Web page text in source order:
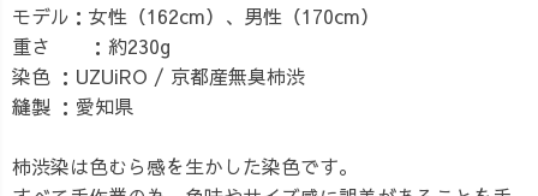
モデル：女性（162cm）、男性（170cm）
重さ ：約230g
染色 ：UZUiRO / 京都産無臭柿渋
縫製 ：愛知県
柿渋染は色むら感を生かした染色です。